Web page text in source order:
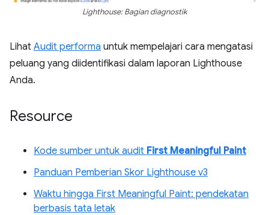
Lighthouse: Bagian diagnostik
Lihat Audit performa untuk mempelajari cara mengatasi
peluang yang diidentifikasi dalam laporan Lighthouse
Anda.
Resource
Kode sumber untuk audit First Meaningful Paint
Panduan Pemberian Skor Lighthouse v3
Waktu hingga First Meaningful Paint: pendekatan
berbasis tata letak